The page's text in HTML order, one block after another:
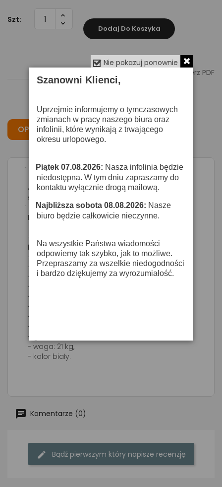
Szt:
Dodaj Do Koszyka
Pobierz PDF
OPIS CECHY OPINIE
JBL PRX415M-WH - kolumna
szerokopasmowa aktywna
Dane techncizne:
- Pasywna 2-drożna kolumna
frontowa/monitor,
- max SPL: 128 dB,
- skuteczność: 98 dB SPL, 300W/1200W/8Ω,
- pasmo (±3 dB): 66Hz-16kHz,
- 15" + 1" ciśnieniowy driver,
- 2 gniazda do statywu 35mm,
- wykończenie obudowy DuraFlex,
- kąty propagacji: 90° poz x 50° pion,
- wys: 429mm, szer: 650mm,
- głęb: 457mm,
- waga: 21 kg,
- kolor biały.
Komentarze (0)
Bądź pierwszym który napisze recenzję
Nie pokazuj ponownie
Szanowni Klienci,
Uprzejmie informujemy o tymczasowych
zmianach w pracy naszego biura oraz
infolinii, które wynikają z trwającego
okresu urlopowego.
· Piątek 07.08.2026: Nasza infolinia będzie
niedostępna. W tym dniu zapraszamy do
kontaktu wyłącznie drogą mailową.
· Najbliższa sobota 08.08.2026: Nasze
biuro będzie całkowicie nieczynne.
Na wszystkie Państwa wiadomości
odpowiemy tak szybko, jak to możliwe.
Przepraszamy za wszelkie niedogodności
i bardzo dziękujemy za wyrozumiałość.